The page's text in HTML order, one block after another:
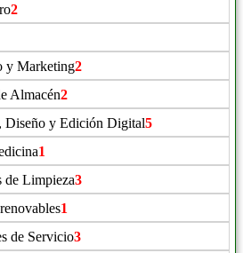
2
y Marketing2
Almacén2
Diseño y Edición Digital5
1
de Limpieza3
1
de Servicio3